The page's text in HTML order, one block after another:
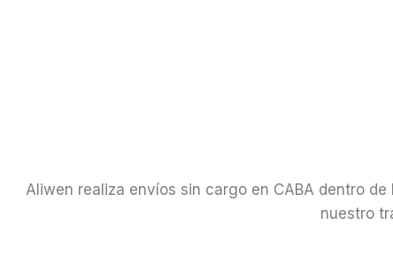
Aliwen realiza envíos sin cargo en CABA dentro
nuestro